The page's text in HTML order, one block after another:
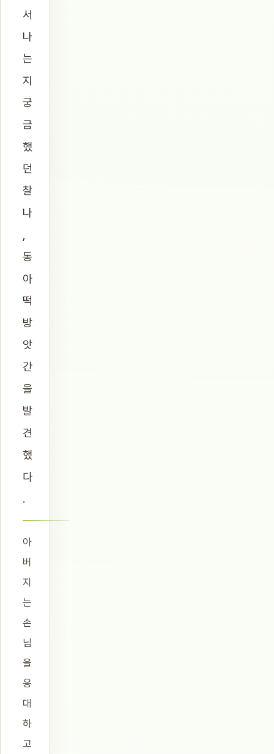
서
나
는
지
궁
금
했
던
찰
나
동
아
떡
방
앗
간
을
발
견
했
다
.
아
버
지
는
손
님
을
응
대
하
고